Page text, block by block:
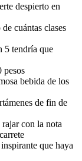
despierto en
cuántas clases
5 tendría que
pesos
bebida de los
de fin de
con la nota
que haya